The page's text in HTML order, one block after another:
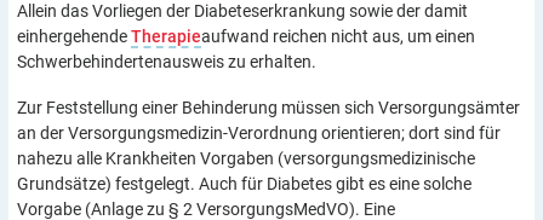
Allein das Vorliegen der Diabeteserkrankung sowie der damit
einhergehendeTherapieaufwand reichen nicht aus, um einen
Schwerbehindertenausweis zu erhalten.
Zur Feststellung einer Behinderung müssen sich Versorgungsämter
an der Versorgungsmedizin-Verordnung orientieren; dort sind für
nahezu alle Krankheiten Vorgaben (versorgungsmedizinische
Grundsätze) festgelegt. Auch für Diabetes gibt es eine solche
Vorgabe (Anlage zu § 2 VersorgungsMedVO). Eine